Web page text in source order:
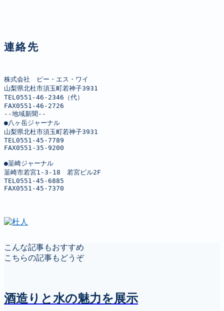
連絡先
株式会社　ピー・エス・ワイ
山梨県北杜市須玉町若神子3931
TEL0551-46-2346（代）
FAX0551-46-2726
--地域新聞--
●八ヶ岳ジャーナル
山梨県北杜市須玉町若神子3931
TEL0551-45-7789
FAX0551-35-9200
●韮崎ジャーナル
韮崎市若宮1-3-18　若宮ビル2F
TEL0551-45-6885
FAX0551-45-7370
こんな記事もおすすめ
こちらの記事もどうぞ
酒造りと水の魅力を展示